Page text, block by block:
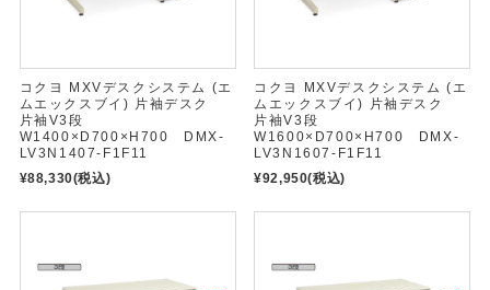
コクヨ MXVデスクシステム (エ
ムエックスブイ) 片袖デスク
片袖V3段
W1400×D700×H700 DMX-
LV3N1407-F1F11
¥88,330(税込)
コクヨ MXVデスクシステム (エ
ムエックスブイ) 片袖デスク
片袖V3段
W1600×D700×H700 DMX-
LV3N1607-F1F11
¥92,950(税込)